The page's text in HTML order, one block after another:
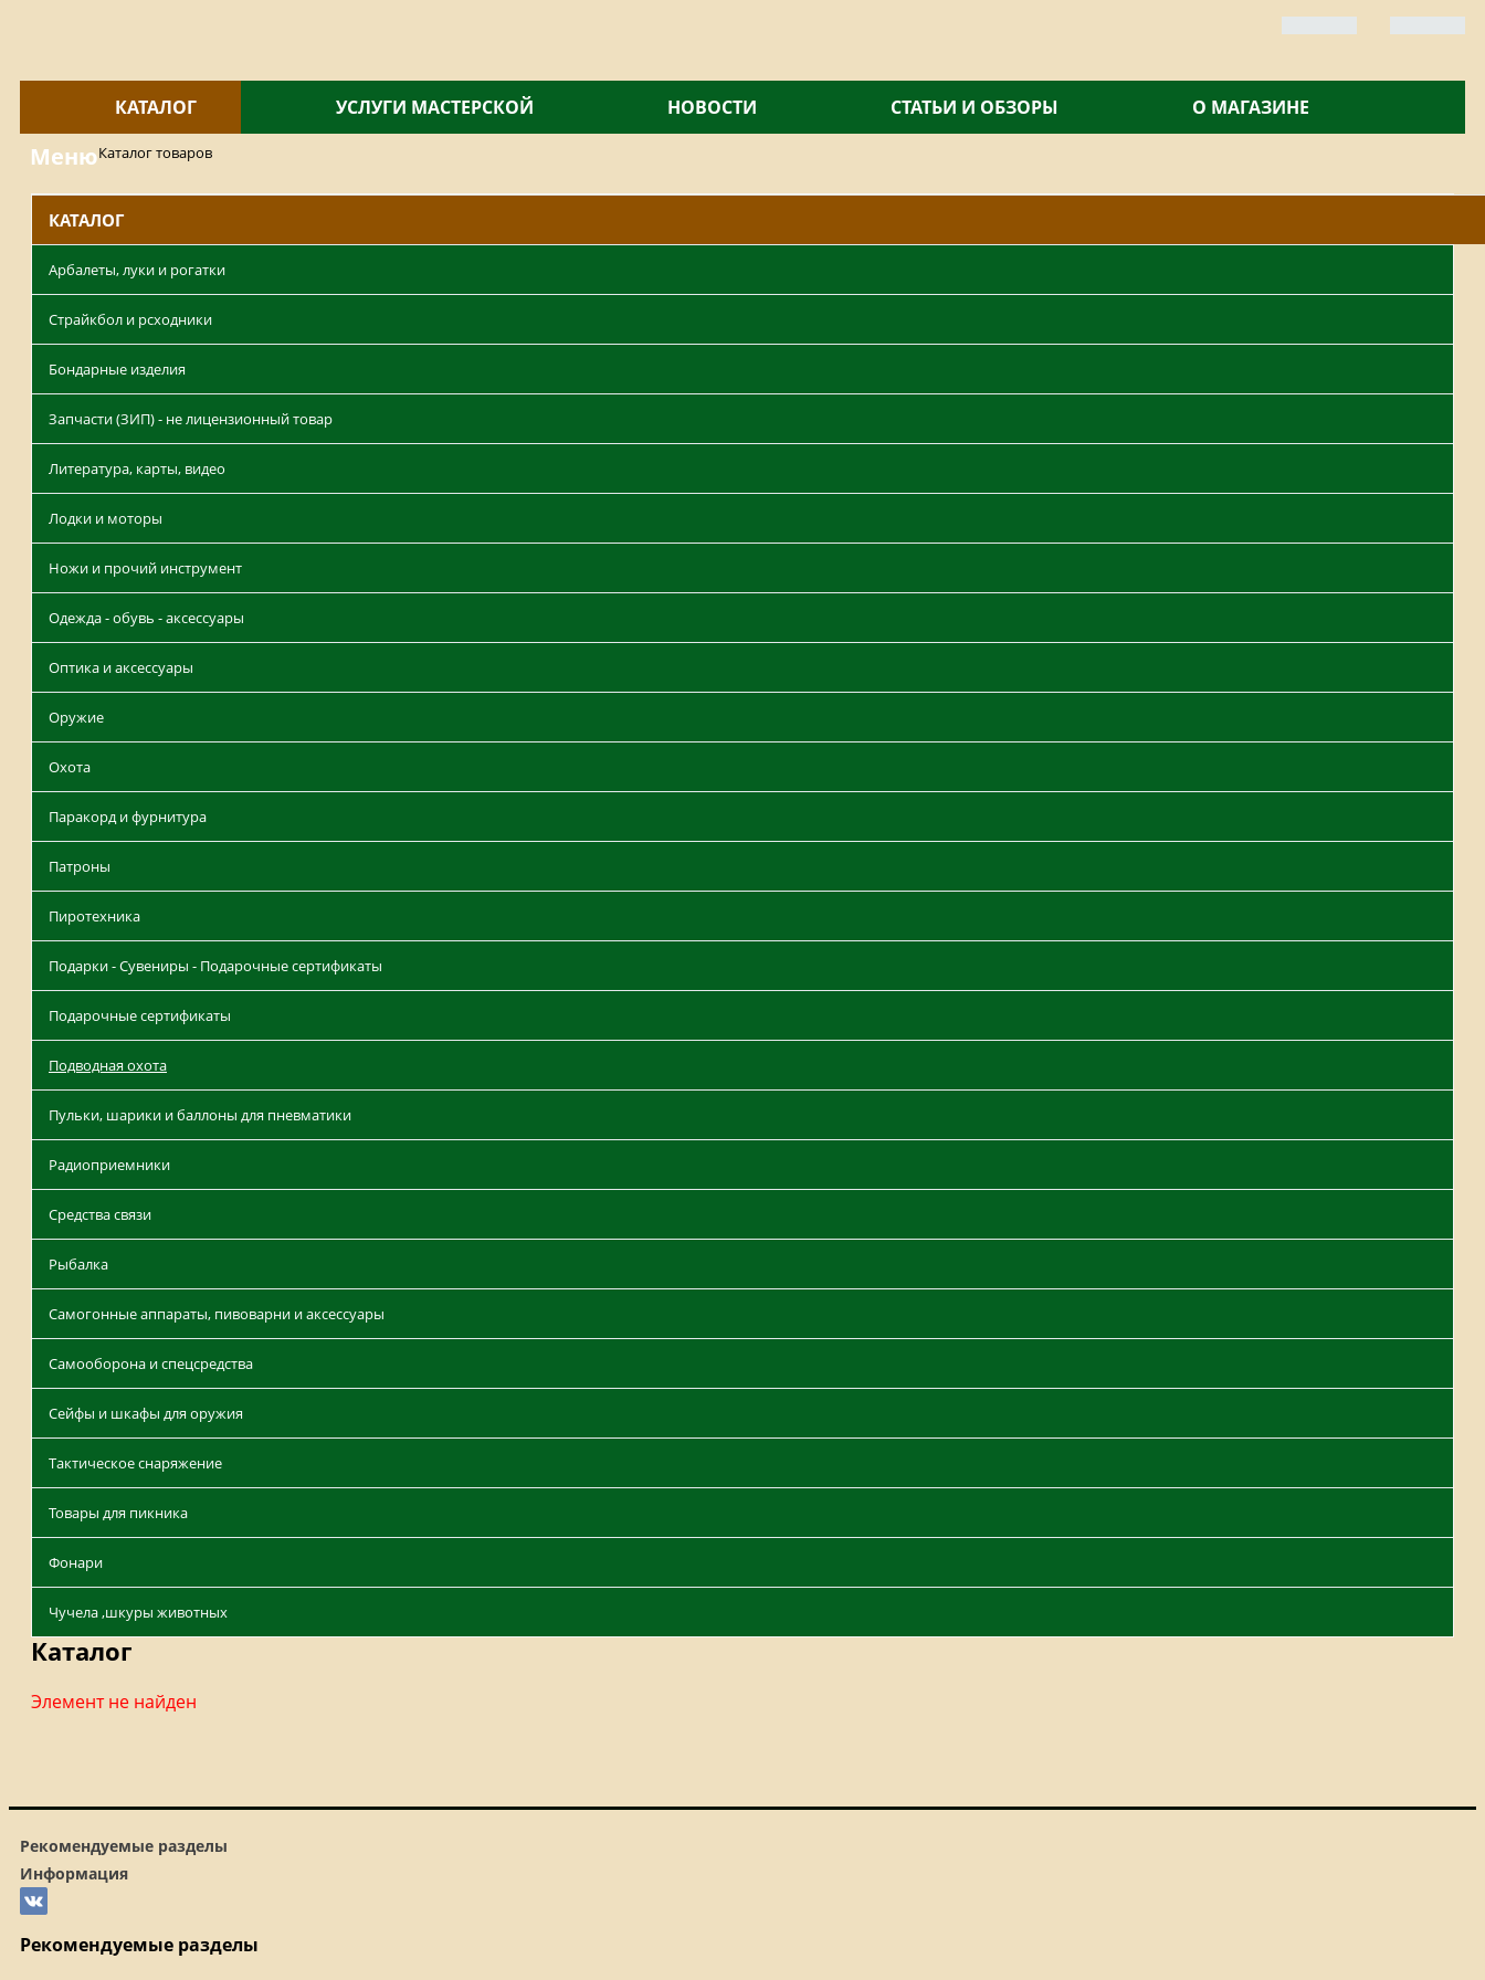
КАТАЛОГ УСЛУГИ МАСТЕРСКОЙ НОВОСТИ СТАТЬИ И ОБЗОРЫ О МАГАЗИНЕ
МенюКаталог товаров
КАТАЛОГ
Арбалеты, луки и рогатки
Страйкбол и рсходники
Бондарные изделия
Запчасти (ЗИП) - не лицензионный товар
Литература, карты, видео
Лодки и моторы
Ножи и прочий инструмент
Одежда - обувь - аксессуары
Оптика и аксессуары
Оружие
Охота
Паракорд и фурнитура
Патроны
Пиротехника
Подарки - Сувениры - Подарочные сертификаты
Подарочные сертификаты
Подводная охота
Пульки, шарики и баллоны для пневматики
Радиоприемники
Средства связи
Рыбалка
Самогонные аппараты, пивоварни и аксессуары
Самооборона и спецсредства
Сейфы и шкафы для оружия
Тактическое снаряжение
Товары для пикника
Фонари
Чучела ,шкуры животных
Каталог
Элемент не найден
Рекомендуемые разделы
Информация
Рекомендуемые разделы